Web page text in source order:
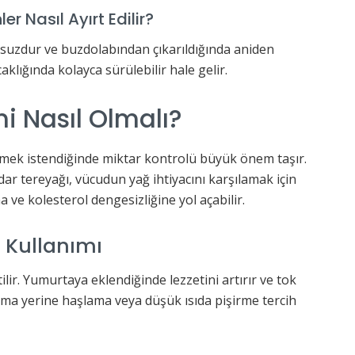
Nasıl Ayırt Edilir?
ve buzdolabından çıkarıldığında aniden
kolayca sürülebilir hale gelir.
Nasıl Olmalı?
istendiğinde miktar kontrolü büyük önem taşır.
tereyağı, vücudun yağ ihtiyacını karşılamak için
ve kolesterol dengesizliğine yol açabilir.
Yumurtaya eklendiğinde lezzetini artırır ve tok
yerine haşlama veya düşük ısıda pişirme tercih